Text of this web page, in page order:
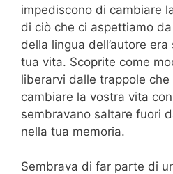
impediscono di cambiare
di ciò che ci aspettiamo da
della lingua dell’autore
tua vita. Scoprite come
liberarvi dalle trappole
cambiare la vostra vita
sembravano saltare fuori
nella tua memoria.
Sembrava di far parte di